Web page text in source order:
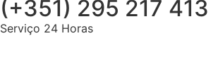
(+351) 295 217 413
Serviço 24 Horas